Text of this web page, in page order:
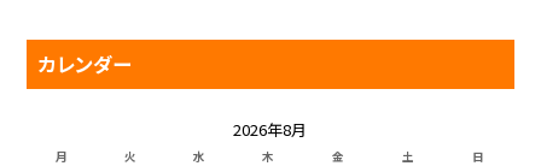
カレンダー
2026年8月
月 火 水 木 金 土 日